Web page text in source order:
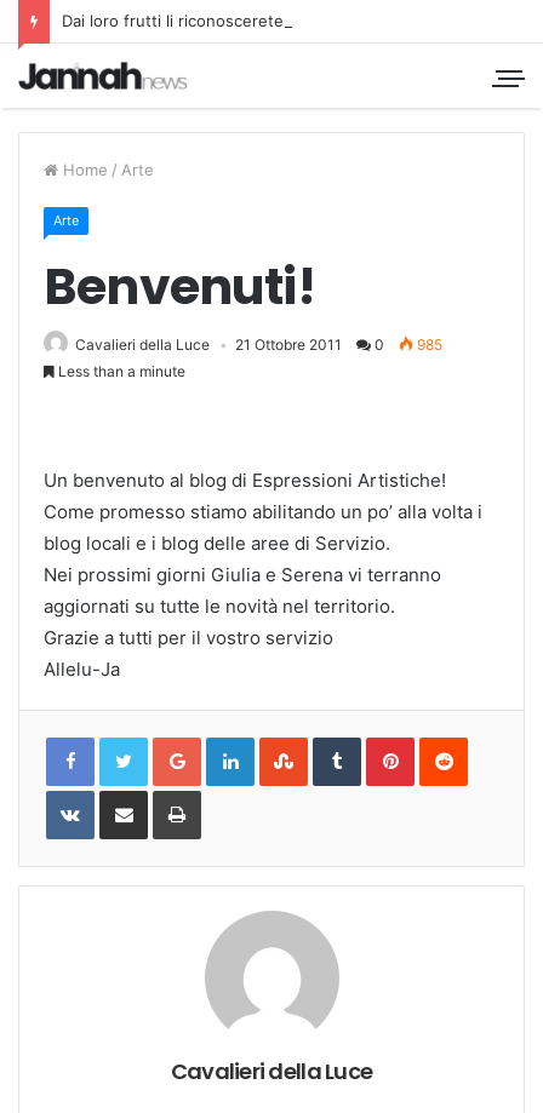
Dai loro frutti li riconoscerete
Home / Arte
Arte
Benvenuti!
Cavalieri della Luce 21 Ottobre 2011 0
985
Less than a minute
Un benvenuto al blog di Espressioni Artistiche!
Come promesso stiamo abilitando un po’ alla volta i
blog locali e i blog delle aree di Servizio.
Nei prossimi giorni Giulia e Serena vi terranno
aggiornati su tutte le novità nel territorio.
Grazie a tutti per il vostro servizio
Allelu-Ja
Google+LinkedInStumbleUpon
TumblrPinterestReddit
VKontakteShare
Email
Print
Cavalieri della Luce